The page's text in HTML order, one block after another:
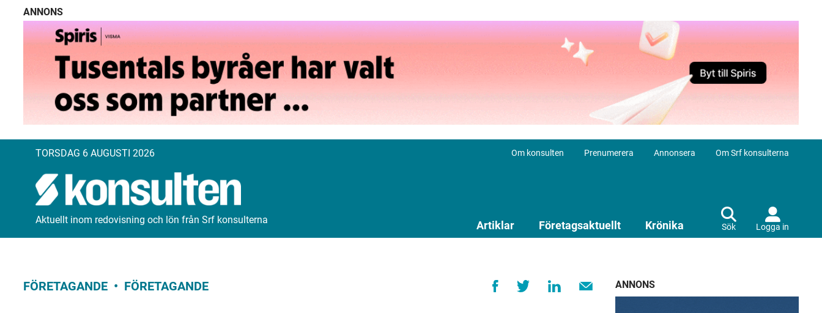
ANNONS
TORSDAG 6 AUGUSTI 2026 Om konsulten Prenumerera Annonsera Om Srf konsulterna
Aktuellt inom redovisning och lön från Srf konsulterna Artiklar Företagsaktuellt Krönika Sök Logga in
FÖRETAGANDE FÖRETAGANDE ANNONS